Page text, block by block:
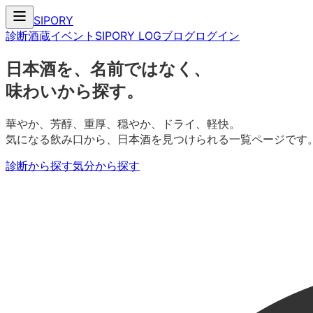
SIPORY
診断酒蔵イベント SIPORY LOGブログログイン
日本酒を、名前ではなく、
味わいから探す。
華やか、芳醇、重厚、穏やか、ドライ、軽快。
気になる飲み口から、日本酒を見つけられる一覧ページです
診断から探す気分から探す